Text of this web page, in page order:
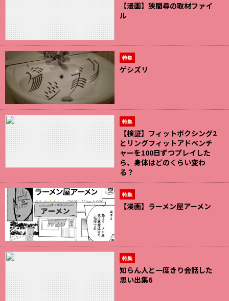
【漫画】狭間尋の取材ファイ
ル
特集
ゲシズリ
特集
【検証】フィットボクシング2
とリングフィットアドベンチ
ャーを100日ずつプレイした
ら、身体はどのくらい変わ
る？
特集
【漫画】ラーメン屋アーメン
特集
知らん人と一度きり会話した
思い出集6